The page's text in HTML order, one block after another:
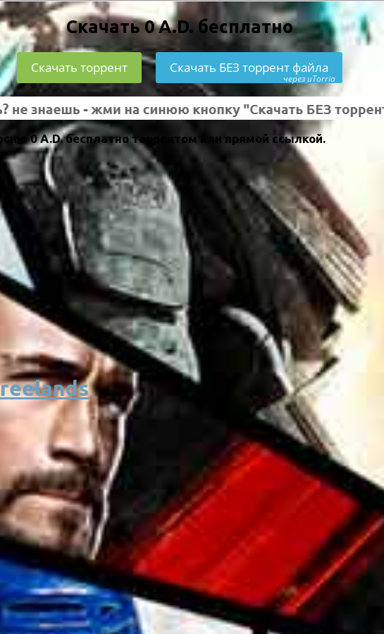
Скачать 0 A.D. бесплатно
Скачать торрент Скачать БЕЗ торрент файла
через uTorria
0 A.D. бесплатно торрентом или прямой ссылкой.